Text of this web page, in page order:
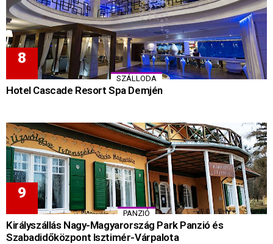
SZÁLLODA
Hotel Cascade Resort Spa Demjén
PANZIÓ
Királyszállás Nagy-Magyarország Park Panzió és
Szabadidőközpont Isztimér-Várpalota